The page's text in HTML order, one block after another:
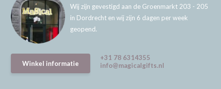
Wij zijn gevestigd aan de Groenmarkt 203 - 205
in Dordrecht en wij zijn 6 dagen per week
geopend.
Winkel informatie
+31 78 6314355
info@magicalgifts.nl